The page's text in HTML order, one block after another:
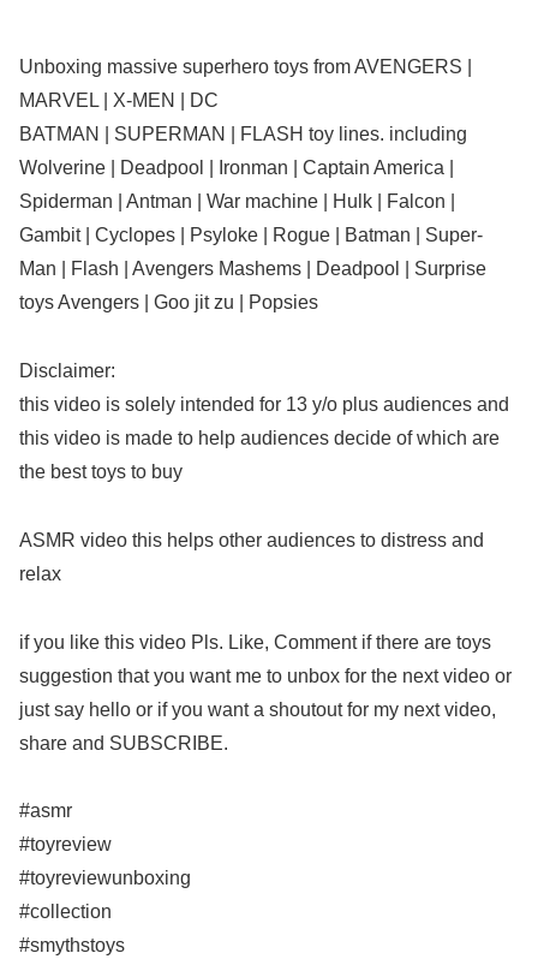
Unboxing massive superhero toys from AVENGERS |
MARVEL | X-MEN | DC
BATMAN | SUPERMAN | FLASH toy lines. including
Wolverine | Deadpool | Ironman | Captain America |
Spiderman | Antman | War machine | Hulk | Falcon |
Gambit | Cyclopes | Psyloke | Rogue | Batman | Super-
Man | Flash | Avengers Mashems | Deadpool | Surprise
toys Avengers | Goo jit zu | Popsies
Disclaimer:
this video is solely intended for 13 y/o plus audiences and
this video is made to help audiences decide of which are
the best toys to buy
ASMR video this helps other audiences to distress and
relax
if you like this video Pls. Like, Comment if there are toys
suggestion that you want me to unbox for the next video or
just say hello or if you want a shoutout for my next video,
share and SUBSCRIBE.
#asmr
#toyreview
#toyreviewunboxing
#collection
#smythstoys